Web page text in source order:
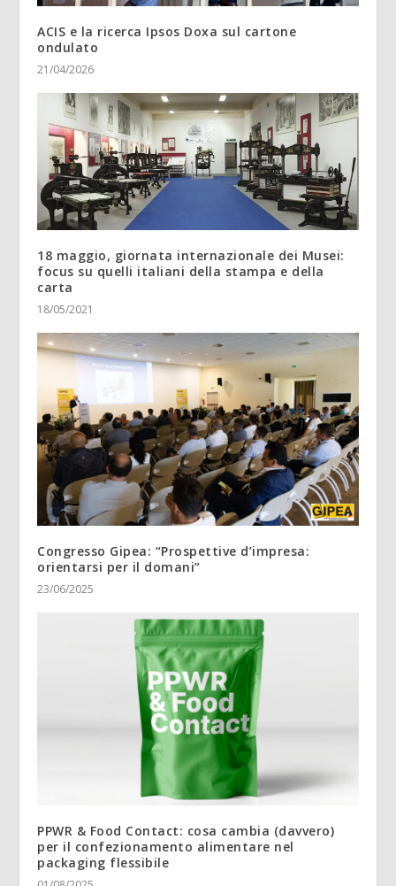
ACIS e la ricerca Ipsos Doxa sul cartone
ondulato
21/04/2026
18 maggio, giornata internazionale dei Musei:
focus su quelli italiani della stampa e della
carta
18/05/2021
Congresso Gipea: “Prospettive d’impresa:
orientarsi per il domani”
23/06/2025
PPWR & Food Contact: cosa cambia (davvero)
per il confezionamento alimentare nel
packaging flessibile